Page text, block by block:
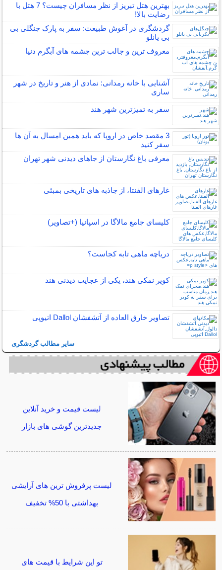
بهترین هتل تبریز از نظر مسافران چیست؟ 7 هتل با
رضایت بالا!
گردشگری در آغوش طبیعت: سفر به پارک جنگلی بی
بی یانلو
معروف ترین و جالب ترین چشمه های آبگرم دنیا
آشنایی با خانه رمدانی: نمادی از هنر و تاریخ در شهر
ساری
سفر به تمیزترین شهر هند
3 مقصد خاص در اروپا که باید همین امسال به آن ها
سفر کنید
معرفی باغ نگارستان از جاهای دیدنی شهر تهران
غارهای الفنتا، از جاذبه های تاریخی بمبئی
کلیسای جامع مالاگا در اسپانیا (+تصاویر)
دریاچه ماهی تابه کجاست؟
کویر نمکی هند، یکی از عجایب دیدنی هند
تصاویر خارق العاده از آتشفشان Dallol اتیوپی
سایر مطالب گردشگری
لیست قیمت و خرید آنلاین
جدیدترین گوشی های بازار
لیست پرفروش ترین های آرایشی
بهداشتی با 50% تخفیف
تو این شرایط با قیمت های